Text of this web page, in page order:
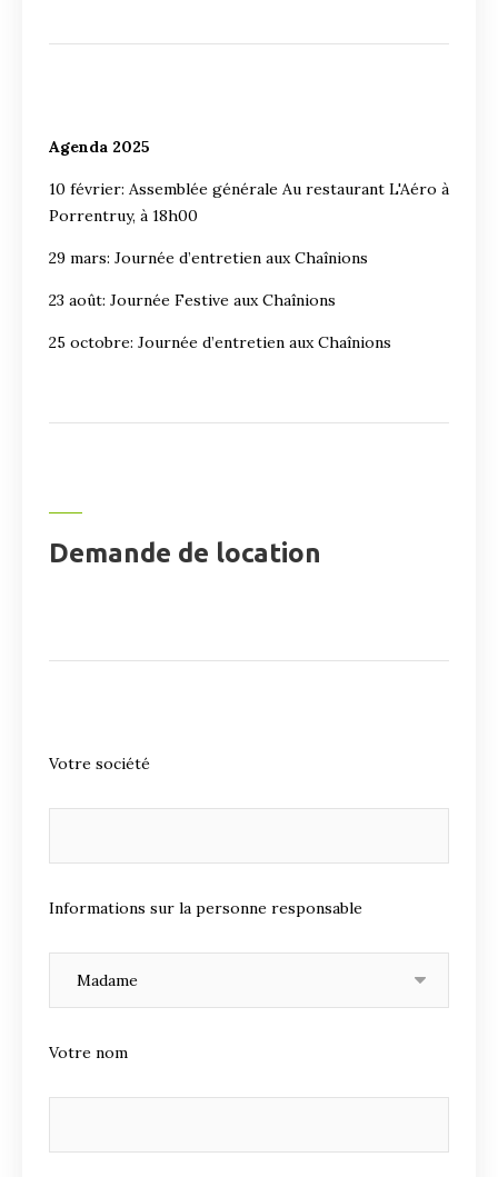
Agenda 2025
10 février: Assemblée générale Au restaurant L'Aéro à
Porrentruy, à 18h00
29 mars: Journée d’entretien aux Chaînions
23 août: Journée Festive aux Chaînions
25 octobre: Journée d’entretien aux Chaînions
Demande de location
Votre société
Informations sur la personne responsable
Votre nom